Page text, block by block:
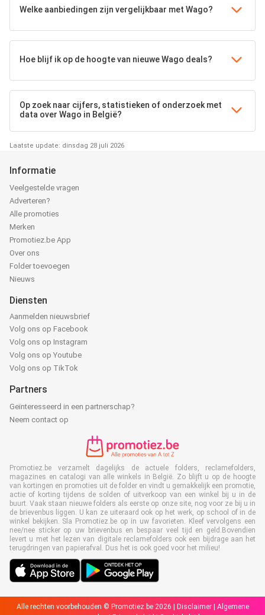
Welke aanbiedingen zijn vergelijkbaar met Wago?
Hoe blijf ik op de hoogte van nieuwe Wago deals?
Op zoek naar cijfers, statistieken of onderzoek met
data over Wago in België?
Laatste update: dinsdag 28 juli 2026
Informatie
Veelgestelde vragen
Adverteren?
Alle promoties
Merken
Promotiez.be App
Over ons
Folder toevoegen
Nieuws
Diensten
Aanmelden nieuwsbrief
Volg ons op Facebook
Volg ons op Instagram
Volg ons op Youtube
Volg ons op TikTok
Partners
Geïnteresseerd in een partnerschap?
Neem contact op
Promotiez.be verzamelt dagelijks de actuele folders, reclamefolders,
magazines en catalogi van alle winkels in België. Zo blijft u op de hoogte
van kortingen en promoties uit de folder en vindt u gemakkelijk een promotie,
actie of korting tijdens de solden of uitverkoop van een winkel bij u in de
buurt. Vaak staan nieuwe folders als eerste op onze site, nog voor ze bij u in
de brievenbus liggen. U kan ze uiteraard ook op het werk, op school of in de
winkel bekijken. Sla Promotiez.be op in uw favorieten. Kleef vervolgens een
nee/nee sticker op uw brievenbus en bespaar veel tijd en geld.Bovendien
levert u met het lezen van digitale reclamefolders ook een bijdrage aan het
terugdringen van papierafval. Dus het is ook goed voor het milieu!
Alle rechten voorbehouden © Promotiez.be 2026 | Disclaimer| Algemene